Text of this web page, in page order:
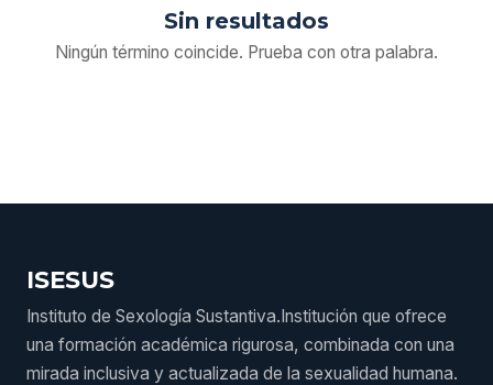
Sin resultados
Ningún término coincide. Prueba con otra palabra.
ISESUS
Instituto de Sexología Sustantiva.Institución que ofrece
una formación académica rigurosa, combinada con una
mirada inclusiva y actualizada de la sexualidad humana.